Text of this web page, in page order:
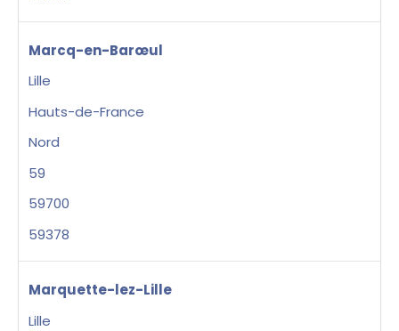
Marcq-en-Barœul
Lille
Hauts-de-France
Nord
59
59700
59378
Marquette-lez-Lille
Lille